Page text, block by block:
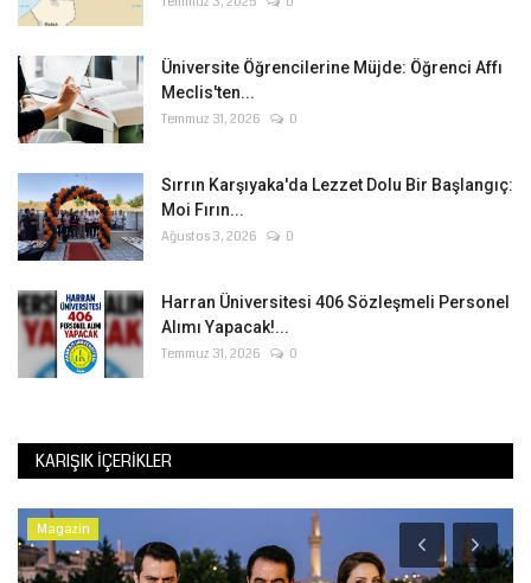
Üniversite Öğrencilerine Müjde: Öğrenci Affı
Meclis'ten...
Temmuz 31, 2026 0
Sırrın Karşıyaka'da Lezzet Dolu Bir Başlangıç:
Moi Fırın...
Ağustos 3, 2026 0
Harran Üniversitesi 406 Sözleşmeli Personel
Alımı Yapacak!...
Temmuz 31, 2026 0
KARIŞIK İÇERIKLER
Magazin